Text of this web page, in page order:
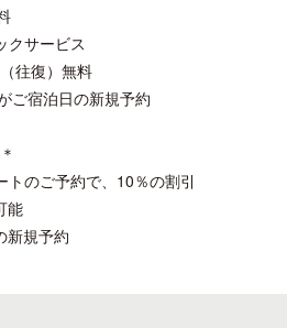
クサービス
往復）無料
ご宿泊日の新規予約
のご予約で、10％の割引
能
新規予約